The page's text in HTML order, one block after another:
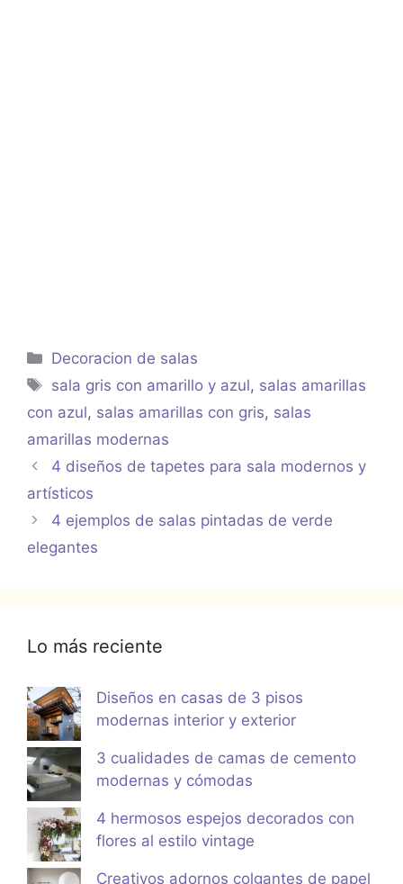
Categorías
Decoracion de salas
Etiquetas
sala gris con amarillo y azul, salas amarillas
con azul, salas amarillas con gris, salas
amarillas modernas
4 diseños de tapetes para sala modernos y
artísticos
4 ejemplos de salas pintadas de verde
elegantes
Lo más reciente
Diseños en casas de 3 pisos
modernas interior y exterior
3 cualidades de camas de cemento
modernas y cómodas
4 hermosos espejos decorados con
flores al estilo vintage
Creativos adornos colgantes de papel